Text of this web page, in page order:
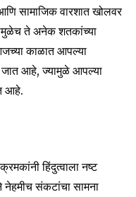
सामाजिक वारशात खोलवर
ते अनेक शतकांच्या
काळात आपल्या
आहे, ज्यामुळे आपल्या
आहे.
हिंदुत्वाला नष्ट
संकटांचा सामना